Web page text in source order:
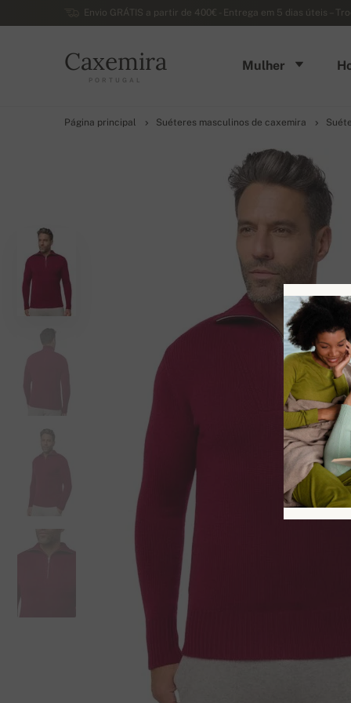
Envio GRÁTIS a partir de 400€ - Entrega em 5 dias úteis –
Caxemira
PORTUGAL
Mulher
Página principal Suéteres masculinos de caxemira